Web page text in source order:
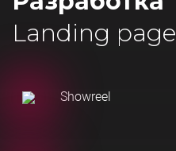
Landing page
Showreel